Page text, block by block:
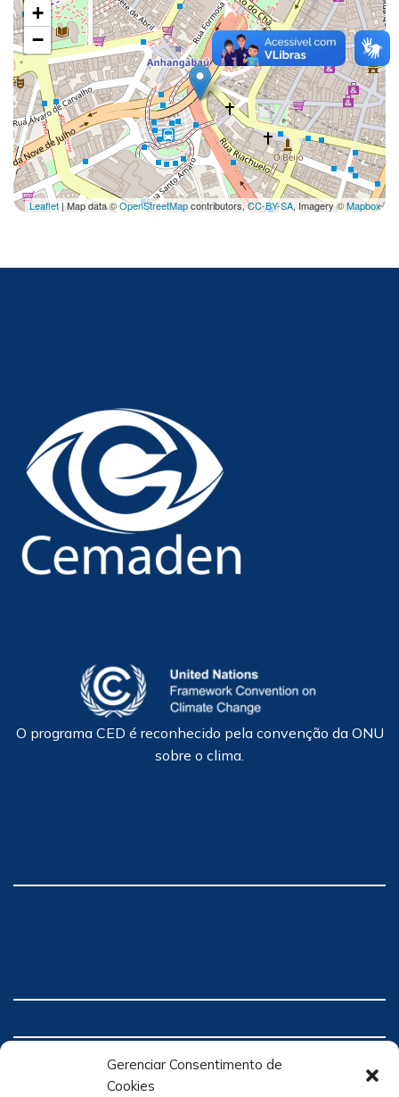
Gerenciar Consentimento de
Cookies
+
−
Leaflet| Map data ©OpenStreetMapcontributors,CC-BY-SA, Imagery ©Mapbox
O programa CED é reconhecido pela convenção da ONU
sobre o clima.